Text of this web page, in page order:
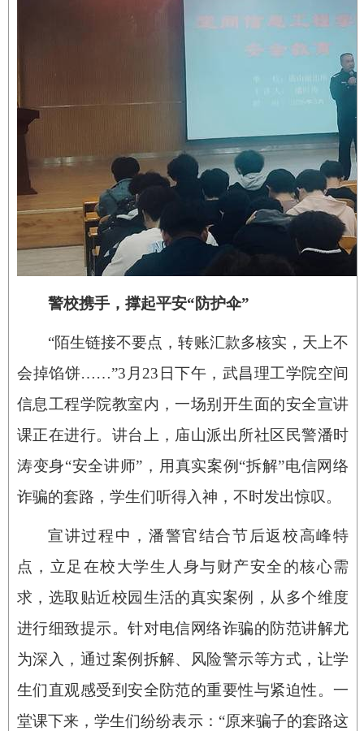
警校携手，撑起平安“防护伞”
“陌生链接不要点，转账汇款多核实，天上不
会掉馅饼……”3月23日下午，武昌理工学院空间
信息工程学院教室内，一场别开生面的安全宣讲
课正在进行。讲台上，庙山派出所社区民警潘时
涛变身“安全讲师”，用真实案例“拆解”电信网络
诈骗的套路，学生们听得入神，不时发出惊叹。
宣讲过程中，潘警官结合节后返校高峰特
点，立足在校大学生人身与财产安全的核心需
求，选取贴近校园生活的真实案例，从多个维度
进行细致提示。针对电信网络诈骗的防范讲解尤
为深入，通过案例拆解、风险警示等方式，让学
生们直观感受到安全防范的重要性与紧迫性。一
堂课下来，学生们纷纷表示：“原来骗子的套路这